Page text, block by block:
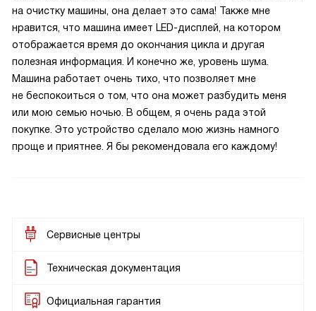
на очистку машины, она делает это сама! Также мне
нравится, что машина имеет LED-дисплей, на котором
отображается время до окончания цикла и другая
полезная информация. И конечно же, уровень шума.
Машина работает очень тихо, что позволяет мне
не беспокоиться о том, что она может разбудить меня
или мою семью ночью. В общем, я очень рада этой
покупке. Это устройство сделало мою жизнь намного
проще и приятнее. Я бы рекомендовала его каждому!
Сервисные центры
Техническая документация
Официальная гарантия